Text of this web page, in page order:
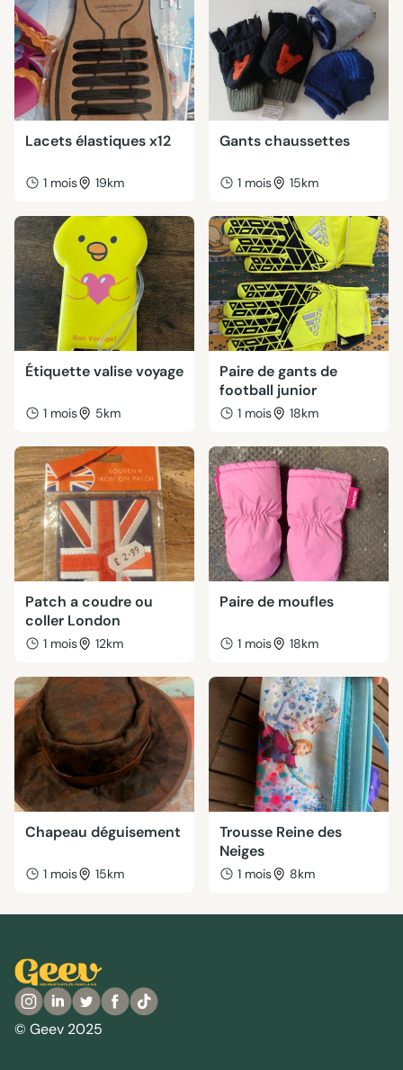
Lacets élastiques x12
1 mois 19km
Gants chaussettes
1 mois 15km
Étiquette valise voyage
1 mois 5km
Paire de gants de
football junior
1 mois 18km
Patch a coudre ou
coller London
1 mois 12km
Paire de moufles
1 mois 18km
Chapeau déguisement
1 mois 15km
Trousse Reine des
Neiges
1 mois 8km
© Geev 2025